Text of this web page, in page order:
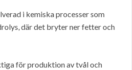
i kemiska processer som
där det bryter ner fetter och
för produktion av tvål och